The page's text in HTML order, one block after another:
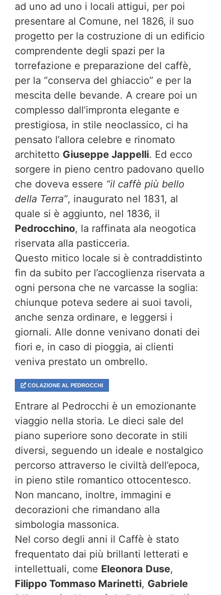
ad uno ad uno i locali attigui, per poi
presentare al Comune, nel 1826, il suo
progetto per la costruzione di un edificio
comprendente degli spazi per la
torrefazione e preparazione del caffè,
per la “conserva del ghiaccio” e per la
mescita delle bevande. A creare poi un
complesso dall’impronta elegante e
prestigiosa, in stile neoclassico, ci ha
pensato l’allora celebre e rinomato
architetto Giuseppe Jappelli. Ed ecco
sorgere in pieno centro padovano quello
che doveva essere “il caffè più bello
della Terra”, inaugurato nel 1831, al
quale si è aggiunto, nel 1836, il
Pedrocchino, la raffinata ala neogotica
riservata alla pasticceria.
Questo mitico locale si è contraddistinto
fin da subito per l’accoglienza riservata a
ogni persona che ne varcasse la soglia:
chiunque poteva sedere ai suoi tavoli,
anche senza ordinare, e leggersi i
giornali. Alle donne venivano donati dei
fiori e, in caso di pioggia, ai clienti
veniva prestato un ombrello.
COLAZIONE AL PEDROCCHI
Entrare al Pedrocchi è un emozionante
viaggio nella storia. Le dieci sale del
piano superiore sono decorate in stili
diversi, seguendo un ideale e nostalgico
percorso attraverso le civiltà dell’epoca,
in pieno stile romantico ottocentesco.
Non mancano, inoltre, immagini e
decorazioni che rimandano alla
simbologia massonica.
Nel corso degli anni il Caffè è stato
frequentato dai più brillanti letterati e
intellettuali, come Eleonora Duse,
Filippo Tommaso Marinetti, Gabriele